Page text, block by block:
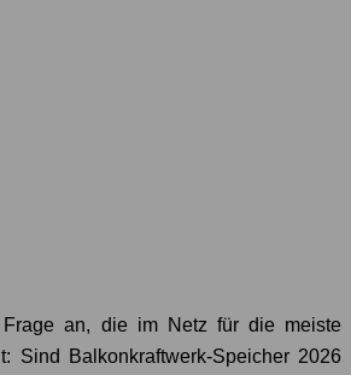
an, die im Netz für die meiste
Sind Balkonkraftwerk-Speicher 2026